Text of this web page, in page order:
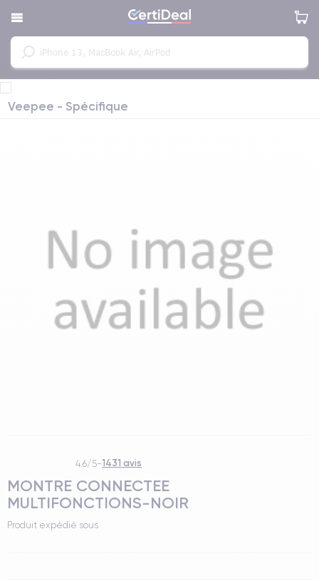
Veepee - Spécifique
4.6/5-1431 avis
MONTRE CONNECTEE
MULTIFONCTIONS-NOIR
Produit expédié sous